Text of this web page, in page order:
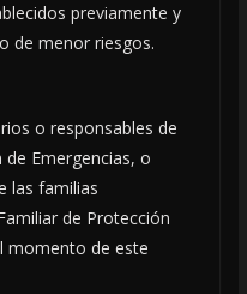
previamente y
de menor riesgos.
o responsables de
Emergencias, o
las familias
de Protección
momento de este